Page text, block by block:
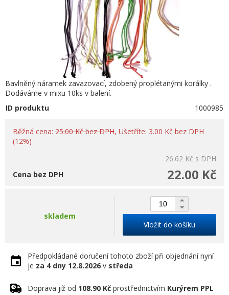
Bavlněný náramek zavazovací, zdobený proplétanými korálky .
Dodáváme v mixu 10ks v balení.
ID produktu
1000985
Běžná cena: 25.00 Kč bez DPH, Ušetříte: 3.00 Kč bez DPH
(12%)
26.62 Kč s DPH
22.00 Kč
Cena bez DPH
skladem
Vložit do košíku
Předpokládané doručení tohoto zboží při objednání nyní
je za 4 dny 12.8.2026 v středa
Doprava již od 108.90 Kč prostřednictvím Kurýrem PPL